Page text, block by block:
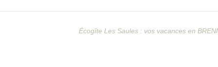
Écogîte Les Saules : vos vacances en